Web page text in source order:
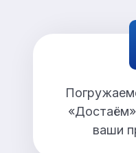
ваши